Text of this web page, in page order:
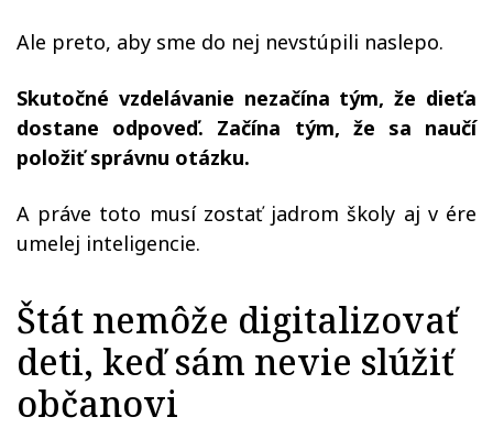
Ale preto, aby sme do nej nevstúpili naslepo.
Skutočné vzdelávanie nezačína tým, že dieťa
dostane odpoveď. Začína tým, že sa naučí
položiť správnu otázku.
A práve toto musí zostať jadrom školy aj v ére
umelej inteligencie.
Štát nemôže digitalizovať
deti, keď sám nevie slúžiť
občanovi